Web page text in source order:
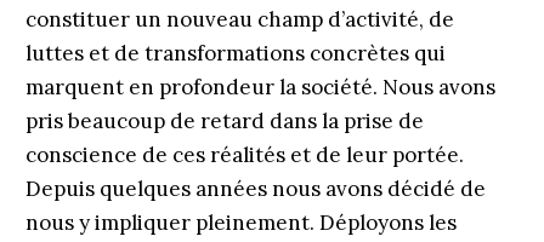
constituer un nouveau champ d’activité, de
luttes et de transformations concrètes qui
marquent en profondeur la société. Nous avons
pris beaucoup de retard dans la prise de
conscience de ces réalités et de leur portée.
Depuis quelques années nous avons décidé de
nous y impliquer pleinement. Déployons les